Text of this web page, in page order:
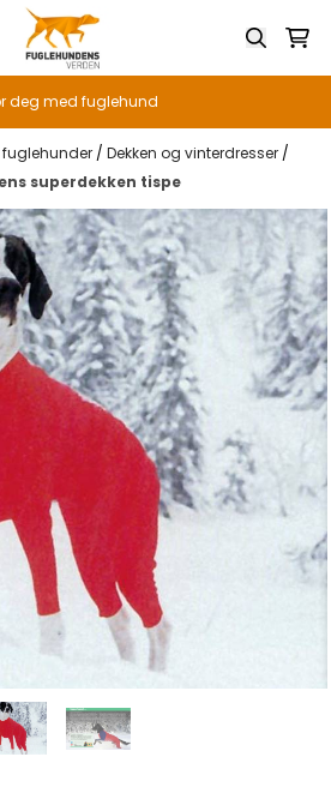
deg med fuglehund
/ Dekken og vinterdresser /
superdekken tispe